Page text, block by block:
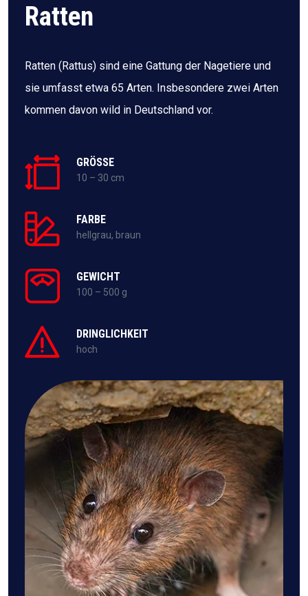
Ratten
Ratten (Rattus) sind eine Gattung der Nagetiere und
sie umfasst etwa 65 Arten. Insbesondere zwei Arten
kommen davon wild in Deutschland vor.
GRÖSSE
10 – 30 cm
FARBE
hellgrau, braun
GEWICHT
100 – 500 g
DRINGLICHKEIT
hoch